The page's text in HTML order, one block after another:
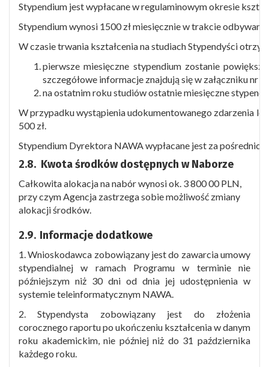
Stypendium jest wypłacane w regulaminowym okresie
Stypendium wynosi 1500 zł miesięcznie w trakcie
W czasie trwania kształcenia na studiach Stypendyści
pierwsze miesięczne stypendium zostanie
szczegółowe informacje znajdują się w załączniku nr 4)
na ostatnim roku studiów ostatnie miesięczne
W przypadku wystąpienia udokumentowanego zdarzenia
500 zł.
Stypendium Dyrektora NAWA wypłacane jest za
2.8. Kwota środków dostępnych w Naborze
Całkowita alokacja na nabór wynosi ok. 3 800 00 PLN,
przy czym Agencja zastrzega sobie możliwość zmiany
alokacji środków.
2.9. Informacje dodatkowe
1. Wnioskodawca zobowiązany jest do zawarcia umowy
stypendialnej w ramach Programu w terminie nie
późniejszym niż 30 dni od dnia jej udostępnienia w
systemie teleinformatycznym NAWA.
2. Stypendysta zobowiązany jest do złożenia
corocznego raportu po ukończeniu kształcenia w danym
roku akademickim, nie później niż do 31 października
każdego roku.